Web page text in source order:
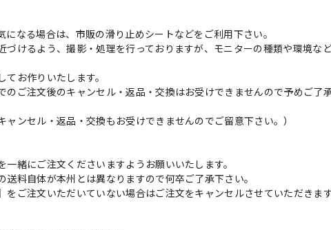
なる場合は、市販の滑り止めシートなどをご利用下さい。
けるよう、撮影・処理を行っておりますが、モニターの種類や環境な
お作りいたします。
のご注文後のキャンセル・返品・交換はお受けできませんので予めご了
ャンセル・返品・交換もお受けできませんのでご留意下さい。）
緒にご注文くださいますようお願いいたします。
料自体が本州とは異なりますので何卒ご了承下さい。
ご注文いただいていない場合はご注文をキャンセルさせていただきます